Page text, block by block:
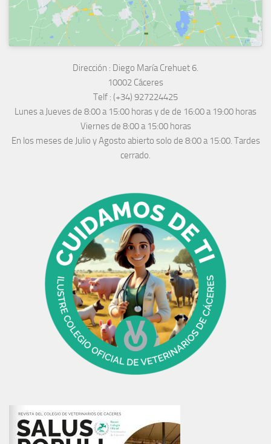
Dirección : Diego María Crehuet 6.
10002 Cáceres
Telf : (+34) 927224425
Lunes a Jueves de 8:00 a 15:00 horas y de de 16:00 a 19:00 horas
Viernes de 8:00 a 15:00 horas
En los meses de Julio y Agosto abierto solo de 8:00 a 15:00. Tardes
cerrado.